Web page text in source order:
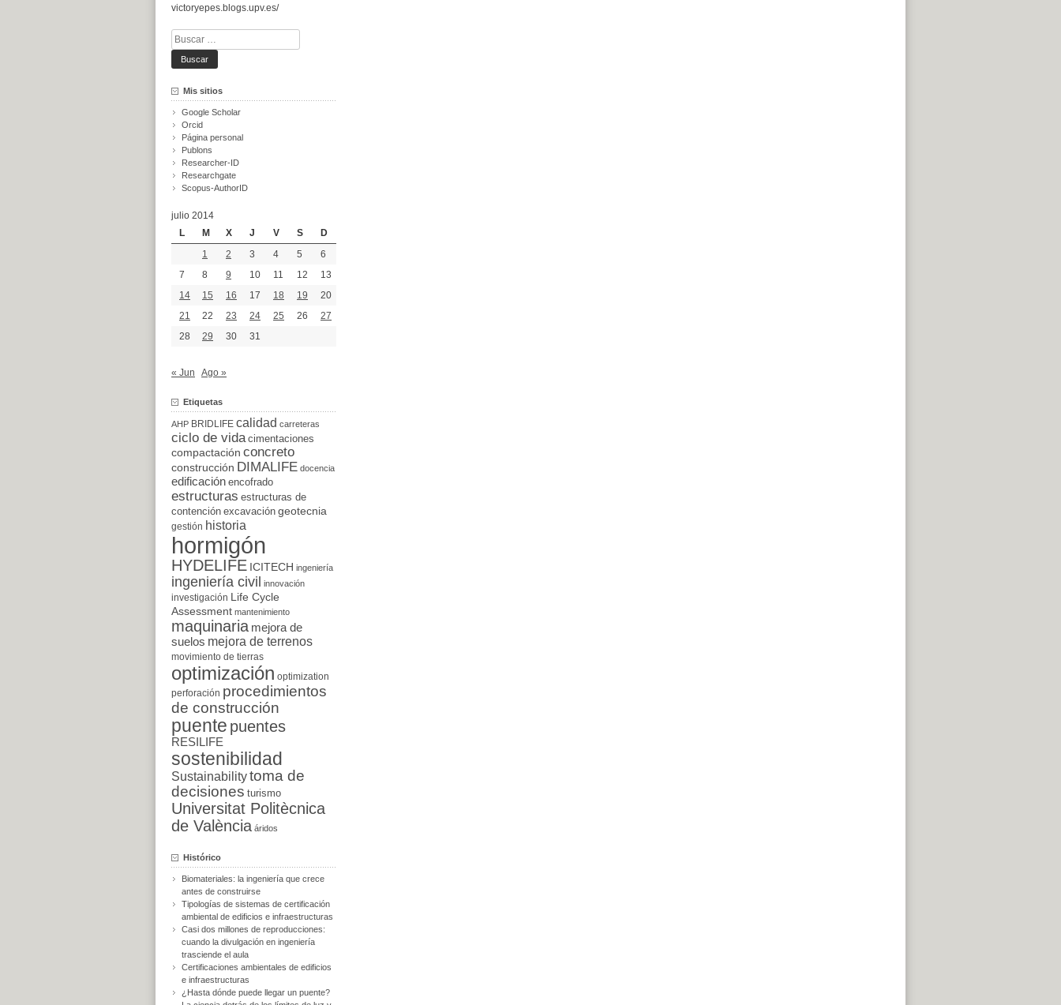
victoryepes.blogs.upv.es/
Buscar:
Mis sitios
Google Scholar
Orcid
Página personal
Publons
Researcher-ID
Researchgate
Scopus-AuthorID
julio 2014
L
M X J V S
D
1
2 3 4 5
6
7
8 9 10 11 12
13
14
15 16 17 18 19
20
21
22 23 24 25 26
27
28
29 30 31
« Jun Ago »
Etiquetas
AHP BRIDLIFE calidad carreteras
ciclo de vida cimentaciones
compactación concreto
construcción DIMALIFE docencia
edificación encofrado
estructuras estructuras de
contención excavación geotecnia
gestión historia
hormigón
HYDELIFE ICITECH ingeniería
ingeniería civil innovación
investigación
Life Cycle
Assessment mantenimiento
maquinaria mejora de
suelos mejora de terrenos
movimiento de tierras
optimización optimization
perforación procedimientos
de construcción
puente puentes
RESILIFE
sostenibilidad
Sustainabilitytoma de
decisiones turismo
Universitat Politècnica
de València áridos
Histórico
Biomateriales: la ingeniería que crece
antes de construirse
Tipologías de sistemas de certificación
ambiental de edificios e infraestructuras
Casi dos millones de reproducciones:
cuando la divulgación en ingeniería
trasciende el aula
Certificaciones ambientales de edificios
e infraestructuras
¿Hasta dónde puede llegar un puente?